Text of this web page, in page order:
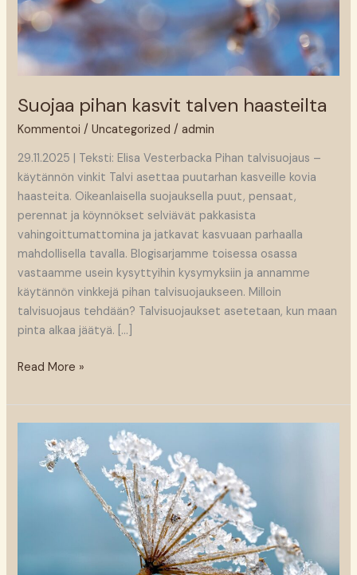
Suojaa pihan kasvit talven haasteilta
Kommentoi /Uncategorized /admin
29.11.2025 | Teksti: Elisa Vesterbacka Pihan talvisuojaus –
käytännön vinkit Talvi asettaa puutarhan kasveille kovia
haasteita. Oikeanlaisella suojauksella puut, pensaat,
perennat ja köynnökset selviävät pakkasista
vahingoittumattomina ja jatkavat kasvuaan parhaalla
mahdollisella tavalla. Blogisarjamme toisessa osassa
vastaamme usein kysyttyihin kysymyksiin ja annamme
käytännön vinkkejä pihan talvisuojaukseen. Milloin
talvisuojaus tehdään? Talvisuojaukset asetetaan, kun maan
pinta alkaa jäätyä. […]
Read More »
pihan
kasvit